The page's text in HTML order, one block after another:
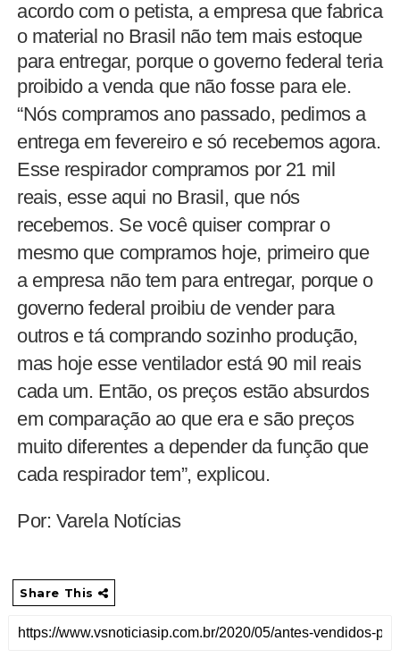
acordo com o petista, a empresa que fabrica
o material no Brasil não tem mais estoque
para entregar, porque o governo federal teria
proibido a venda que não fosse para ele.
“Nós compramos ano passado, pedimos a
entrega em fevereiro e só recebemos agora.
Esse respirador compramos por 21 mil
reais, esse aqui no Brasil, que nós
recebemos. Se você quiser comprar o
mesmo que compramos hoje, primeiro que
a empresa não tem para entregar, porque o
governo federal proibiu de vender para
outros e tá comprando sozinho produção,
mas hoje esse ventilador está 90 mil reais
cada um. Então, os preços estão absurdos
em comparação ao que era e são preços
muito diferentes a depender da função que
cada respirador tem”, explicou.
Por: Varela Notícias
Share This